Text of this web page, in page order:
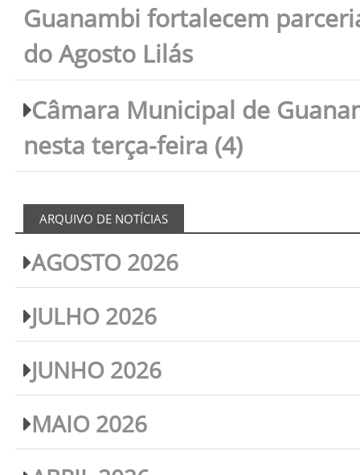
Guanambi fortalecem
do Agosto Lilás
Câmara Municipal de
nesta terça-feira (4)
ARQUIVO DE NOTÍCIAS
AGOSTO 2026
JULHO 2026
JUNHO 2026
MAIO 2026